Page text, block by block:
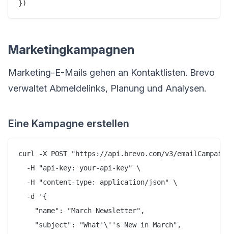
Marketingkampagnen
Marketing-E-Mails gehen an Kontaktlisten. Brevo
verwaltet Abmeldelinks, Planung und Analysen.
Eine Kampagne erstellen
curl -X POST "https://api.brevo.com/v3/
  -H "api-key: your-api-key" \
  -H "content-type: application/json" \
  -d '{
    "name": "March Newsletter",
    "subject": "What'\''s New in March",